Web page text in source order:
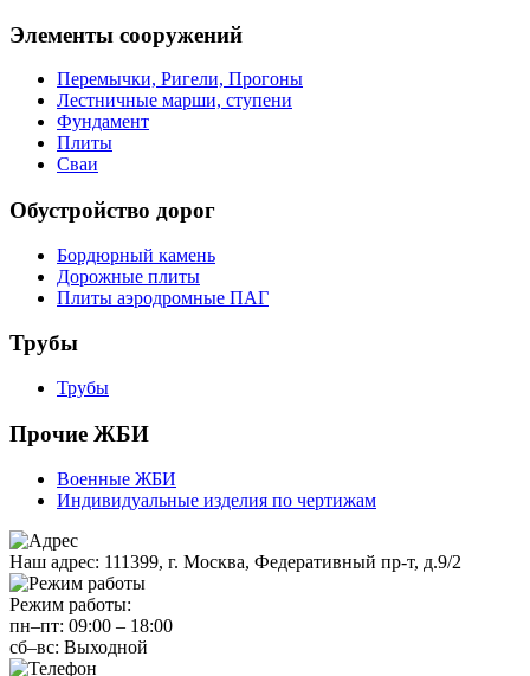
Элементы сооружений
Перемычки, Ригели, Прогоны
Лестничные марши, ступени
Фундамент
Плиты
Сваи
Обустройство дорог
Бордюрный камень
Дорожные плиты
Плиты аэродромные ПАГ
Трубы
Трубы
Прочие ЖБИ
Военные ЖБИ
Индивидуальные изделия по чертижам
Наш адрес: 111399, г. Москва, Федеративный пр-т, д.9/2
Режим работы:
пн–пт: 09:00 – 18:00
сб–вс: Выходной